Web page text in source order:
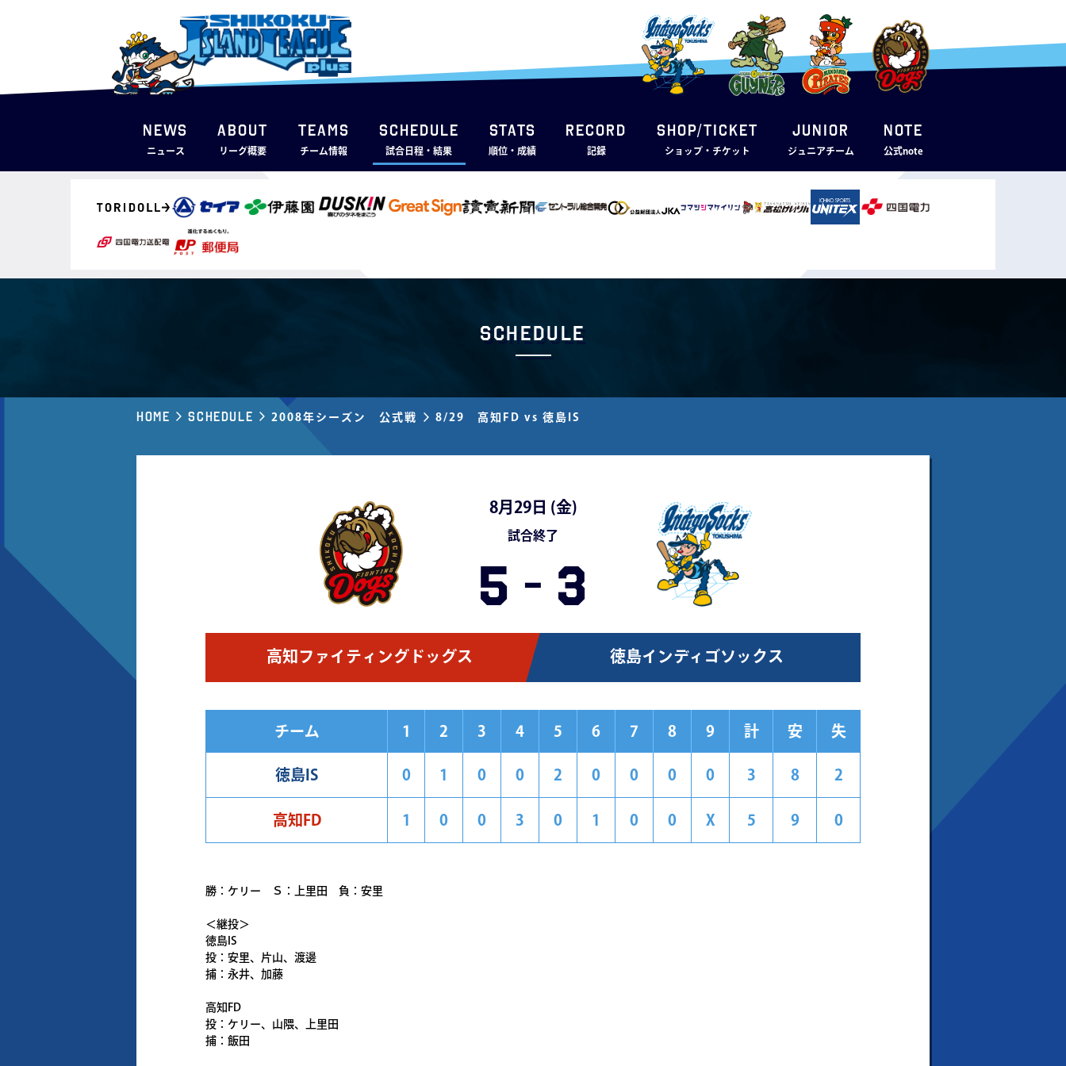
NEWS
ニュース
ABOUT
リーグ概要
TEAMS
チーム情報
SCHEDULE
試合日程・結果
STATS
順位・成績
RECORD
記録
SHOP/TICKET
ショップ・チケット
JUNIOR
ジュニアチーム
note
公式note
Schedule
Home Schedule 2008年シーズン 公式戦 8/29 高知FD vs 徳島IS
8月29日 (金)
試合終了
5 - 3
高知ファイティングドッグス 徳島インディゴソックス
チーム 1 2 3 4 5 6 7 8 9 計 安 失
徳島IS 0 1 0 0 2 0 0 0 0 3 8 2
高知FD 1 0 0 3 0 1 0 0 X 5 9 0
勝：ケリー Ｓ：上里田 負：安里
＜継投＞
徳島IS
投：安里、片山、渡邊
捕：永井、加藤
高知FD
投：ケリー、山隈、上里田
捕：飯田